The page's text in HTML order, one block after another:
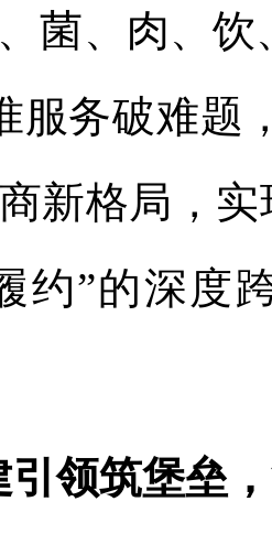
菌、肉、
服务破难题
新格局，
约”的深度
引领筑堡垒